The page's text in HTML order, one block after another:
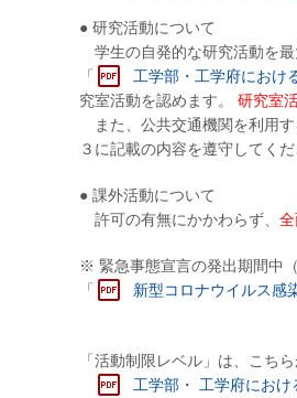
● 研究活動について
学生の自発的な研究活動を最
「
工学部・工学府におけ
究室活動を認めます。
研究室
また、公共交通機関を利用
３に記載の内容を遵守してくだ
● 課外活動について
許可の有無にかかわらず、
※ 緊急事態宣言の発出期間中
「
新型コロナウイルス感
「活動制限レベル」は、こち
工学部・ 工学府にお